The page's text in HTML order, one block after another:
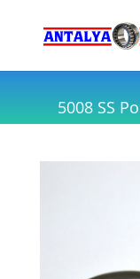
5008 SS